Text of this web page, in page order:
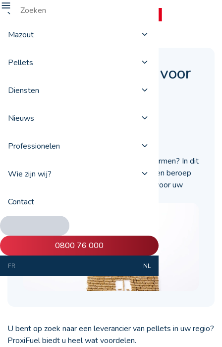
Mazout
Pellets
Diensten
Nieuws
Professionelen
Wie zijn wij?
Contact
0800 76 000
FR NL
Waarom ProxiFuel voor
de levering van uw
pellets?
Dient u pellets te kopen om u te verwarmen? In dit
artikel vertellen we u waarom u best een beroep
doet op een leverancier van ProxiFuel voor uw
volgende levering van pellets.
U bent op zoek naar een leverancier van pellets in uw regio?
ProxiFuel biedt u heel wat voordelen.